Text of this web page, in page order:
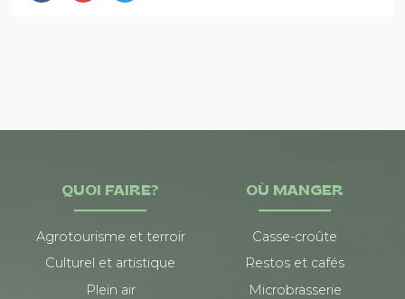
QUOI FAIRE?
Agrotourisme et terroir
Culturel et artistique
Plein air
OÙ MANGER
Casse-croûte
Restos et cafés
Microbrasserie